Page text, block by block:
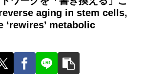
aging in stem cells,
‘rewires’ metabolic